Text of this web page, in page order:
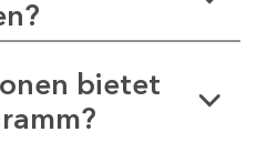
bietet